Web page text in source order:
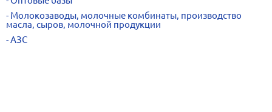
Молокозаводы, молочные комбинаты, производство
масла, сыров, молочной продукции
АЗС